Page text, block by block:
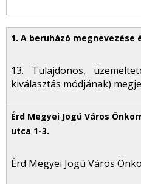
13. Tulajdonos,
kiválasztás módjának)
Érd Megyei Jogú Város